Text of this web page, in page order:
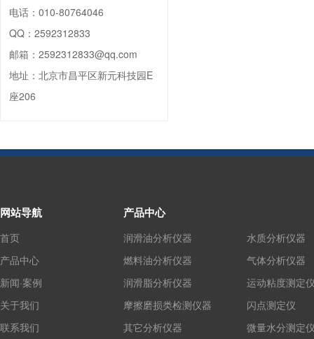
电话： 010-80764046
QQ： 2592312833
邮箱： 2592312833@qq.com
地址： 北京市昌平区新元科技园E
座206
网站导航
首页
产品中心
新闻·案例
关于我们
联系我们
产品中心
润滑油分析仪器
燃料油分析仪器
润滑脂分析仪器
摩擦磨损类检测仪器
其它分析仪器
水质分析仪器
气体分析仪器
运动粘度测定
闪点测定仪
微量水分测定